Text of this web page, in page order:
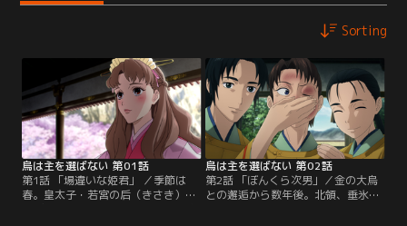
Sorting
烏は主を選ばない 第01話
第1話 「場違いな姫君」 ／季節は
春。皇太子・若宮の后（きさき）を
烏は主を選ばない 第02話
第2話 「ぼんくら次男」／金の大烏
との邂逅から数年後。北領、垂氷